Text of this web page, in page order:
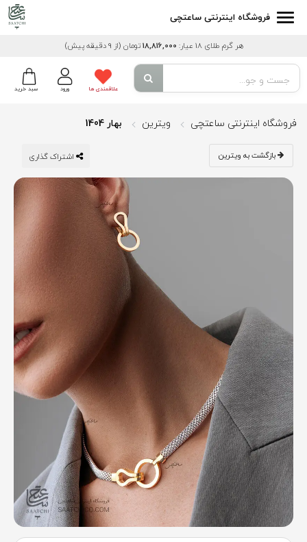
فروشگاه اینترنتی ساعتچی
هر گرم طلای 18 عیار: 18,816,000 تومان (از 9 دقیقه پیش)
سبد خرید ورود علاقمندی ها
فروشگاه اینترنتی ساعتچی ویترین بهار 1404
بازگشت به ویترین